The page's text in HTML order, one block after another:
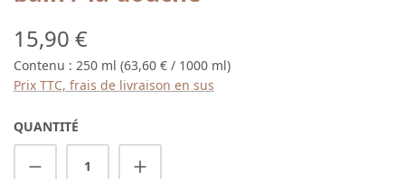
Prix régulier :
15,90 €
Contenu : 250 ml (63,60 € / 1000 ml)
Prix TTC, frais de livraison en sus
QUANTITÉ
Quantité de produit : Entrez la quantité